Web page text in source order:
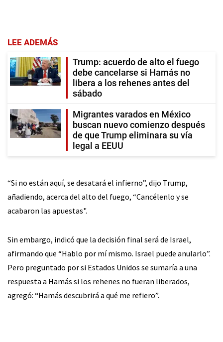
LEE ADEMÁS
Trump: acuerdo de alto el fuego
debe cancelarse si Hamás no
libera a los rehenes antes del
sábado
Migrantes varados en México
buscan nuevo comienzo después
de que Trump eliminara su vía
legal a EEUU
“Si no están aquí, se desatará el infierno”, dijo Trump,
añadiendo, acerca del alto del fuego, “Cancélenlo y se
acabaron las apuestas".
Sin embargo, indicó que la decisión final será de Israel,
afirmando que “Hablo por mí mismo. Israel puede anularlo”.
Pero preguntado por si Estados Unidos se sumaría a una
respuesta a Hamás si los rehenes no fueran liberados,
agregó: “Hamás descubrirá a qué me refiero”.